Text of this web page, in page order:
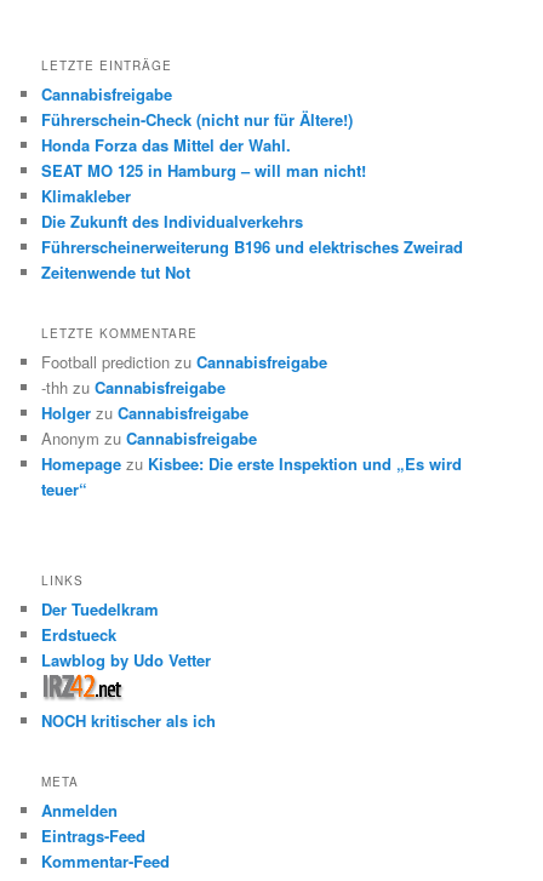
LETZTE EINTRÄGE
Cannabisfreigabe
Führerschein-Check (nicht nur für Ältere!)
Honda Forza das Mittel der Wahl.
SEAT MO 125 in Hamburg – will man nicht!
Klimakleber
Die Zukunft des Individualverkehrs
Führerscheinerweiterung B196 und elektrisches Zweirad
Zeitenwende tut Not
LETZTE KOMMENTARE
Football prediction zuCannabisfreigabe
-thh zuCannabisfreigabe
Holger zuCannabisfreigabe
Anonym zuCannabisfreigabe
Homepage zu Kisbee: Die erste Inspektion und „Es wird
teuer“
LINKS
Der Tuedelkram
Erdstueck
Lawblog by Udo Vetter
NOCH kritischer als ich
META
Anmelden
Eintrags-Feed
Kommentar-Feed